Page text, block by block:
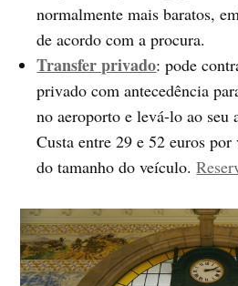
normalmente mais baratos,
de acordo com a procura.
Transfer privado: pode
privado com antecedência
no aeroporto e levá-lo ao seu
Custa entre 29 e 52 euros
do tamanho do veículo.